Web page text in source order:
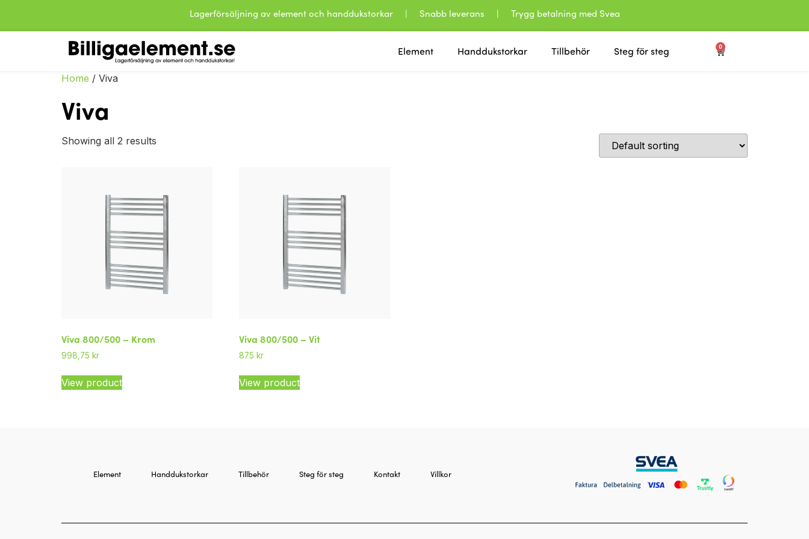
Lagerförsäljning av element och handdukstorkar | Snabb leverans | Trygg betalning med Svea
Element Handdukstorkar Tillbehör Steg för steg 0
Home / Viva
Viva
Showing all 2 results
Viva 800/500 – Krom
998,75 kr
View product
Viva 800/500 – Vit
875 kr
View product
Element Handdukstorkar Tillbehör Steg för steg Kontakt Villkor